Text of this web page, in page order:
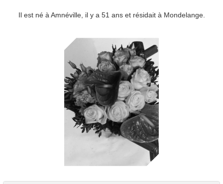
Il est né à Amnéville, il y a 51 ans et résidait à Mondelange.